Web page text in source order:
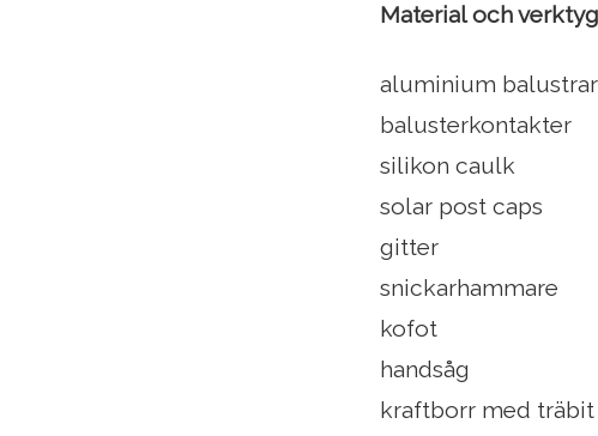
Material och
aluminium balustrar
balusterkontakter
silikon caulk
solar post caps
gitter
snickarhammare
kofot
handsåg
kraftborr med träbit